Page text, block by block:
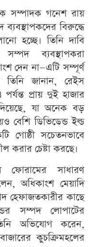
সম্পাদক গনেশ রায়
বিরুদ্ধে
হচ্ছে। তিনি দাবি
ব্যবস্থাপকরা
দেন না—এটি সম্পূর্ণ
তিনি জানান, রেইস
প্রায় দুই হাজার
যা অনেক বড়
বেশি ডিভিডেন্ড ইল্ড
গোষ্ঠী সচেতনভাবে
করার চেষ্টা করছে।
ফোরামের সাধারণ
অধিকাংশ মেয়াদি
হেফাজতকারীর কাছে
সম্পদ লোপাটের
অভিযোগ করেন,
কুচক্রিমহলের